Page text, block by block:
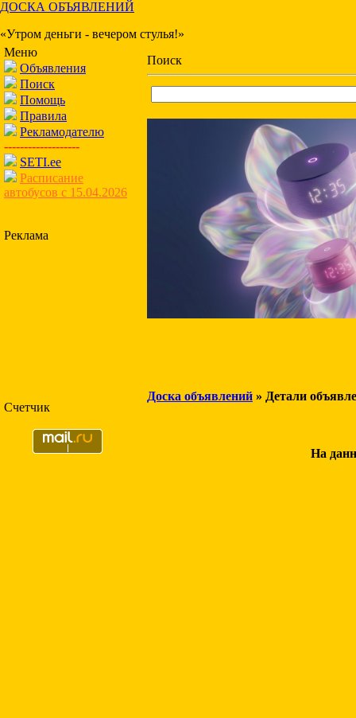
ДОСКА ОБЪЯВЛЕНИЙ
«Утром деньги - вечером стулья!»
Меню
Объявления
Поиск
Помощь
Правила
Рекламодателю
-------------------
SETI.ee
Расписание
автобусов с 15.04.2026
Реклама
Счетчик
Поиск
Доска объявлений » Детали
На